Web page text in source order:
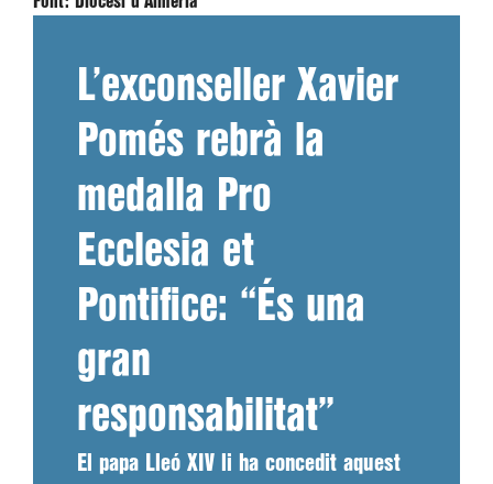
L’exconseller Xavier
Pomés rebrà la
medalla Pro
Ecclesia et
Pontifice: “És una
gran
responsabilitat”
El papa Lleó XIV li ha concedit aquest